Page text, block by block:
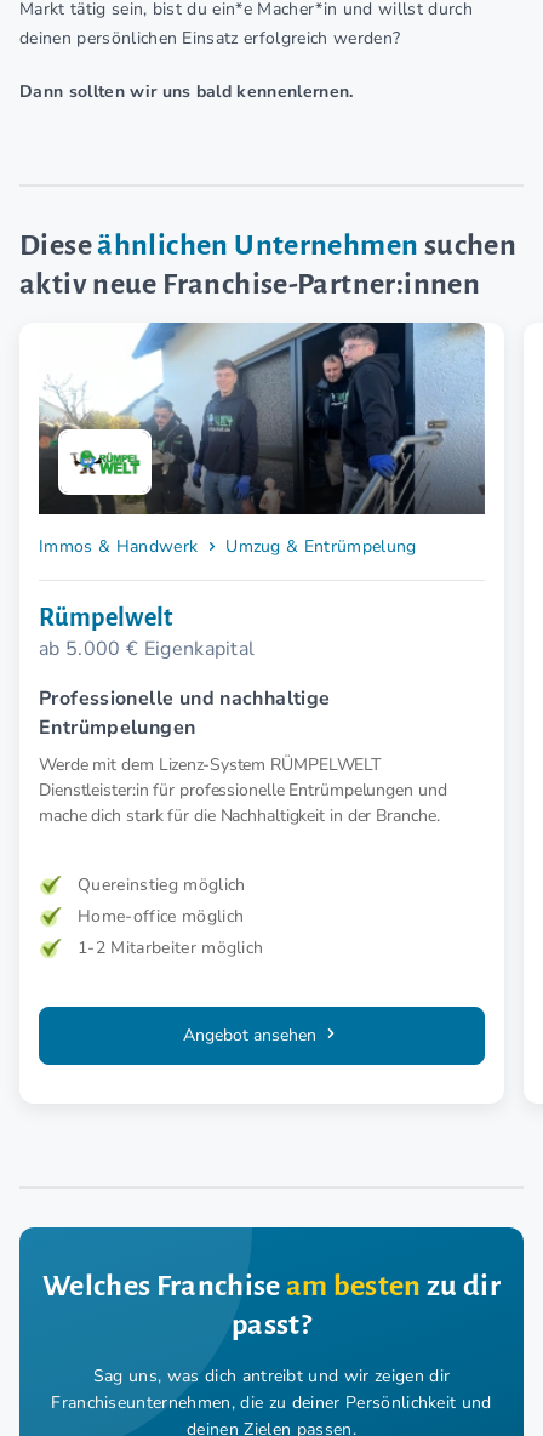
Markt tätig sein, bist du ein*e Macher*in und willst durch
deinen persönlichen Einsatz erfolgreich werden?
Dann sollten wir uns bald kennenlernen.
Dieseähnlichen Unternehmen suchen
aktiv neue Franchise-Partner:innen
Immos & Handwerk Umzug & Entrümpelung
Rümpelwelt
ab 5.000 € Eigenkapital
Professionelle und nachhaltige
Entrümpelungen
Werde mit dem Lizenz-System RÜMPELWELT
Dienstleister:in für professionelle Entrümpelungen und
mache dich stark für die Nachhaltigkeit in der Branche.
Quereinstieg möglich
Home-office möglich
1-2 Mitarbeiter möglich
Angebot ansehen
Welches Franchiseam besten zu dir
passt?
Sag uns, was dich antreibt und wir zeigen dir
Franchiseunternehmen, die zu deiner Persönlichkeit und
deinen Zielen passen.